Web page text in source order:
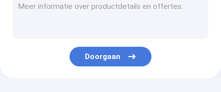
Doorgaan